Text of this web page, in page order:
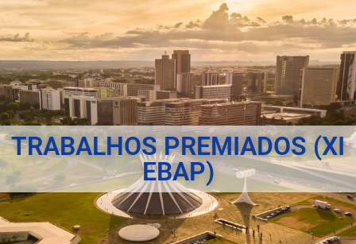
TRABALHOS PREMIADOS (XI
EBAP)